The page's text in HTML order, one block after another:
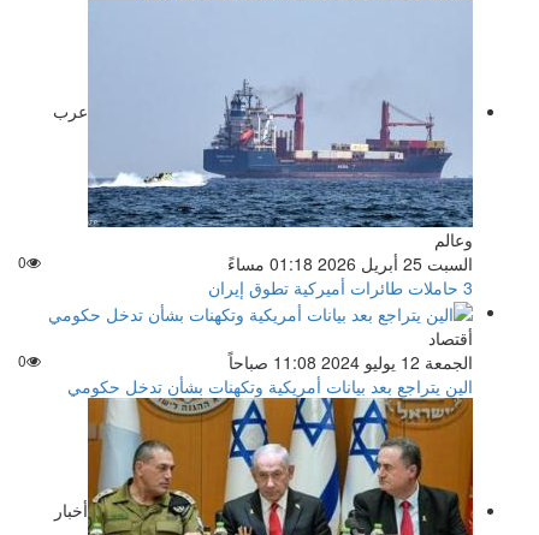
عرب
وعالم
السبت 25 أبريل 2026 01:18 مساءً
0
3 حاملات طائرات أميركية تطوق إيران
أقتصاد
الجمعة 12 يوليو 2024 11:08 صباحاً
0
الين يتراجع بعد بيانات أمريكية وتكهنات بشأن تدخل حكومي
أخبار